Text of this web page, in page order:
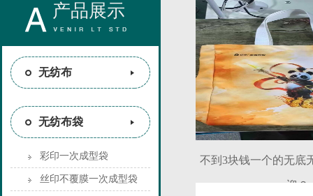
产品展示
无纺布
无纺布袋
彩印一次成型袋
丝印不覆膜一次成型袋
不到3块钱一个的无底
迎？